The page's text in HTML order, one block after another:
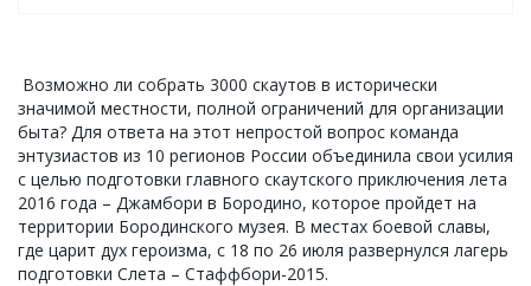
Возможно ли собрать 3000 скаутов в исторически
значимой местности, полной ограничений для организации
быта? Для ответа на этот непростой вопрос команда
энтузиастов из 10 регионов России объединила свои усилия
с целью подготовки главного скаутского приключения лета
2016 года – Джамбори в Бородино, которое пройдет на
территории Бородинского музея. В местах боевой славы,
где царит дух героизма, с 18 по 26 июля развернулся лагерь
подготовки Слета – Стаффбори-2015.